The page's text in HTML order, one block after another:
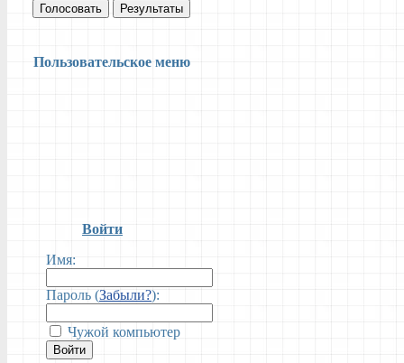
Голосовать Результаты
Пользовательское меню
Войти
Имя:
Пароль (Забыли?):
Чужой компьютер
Войти